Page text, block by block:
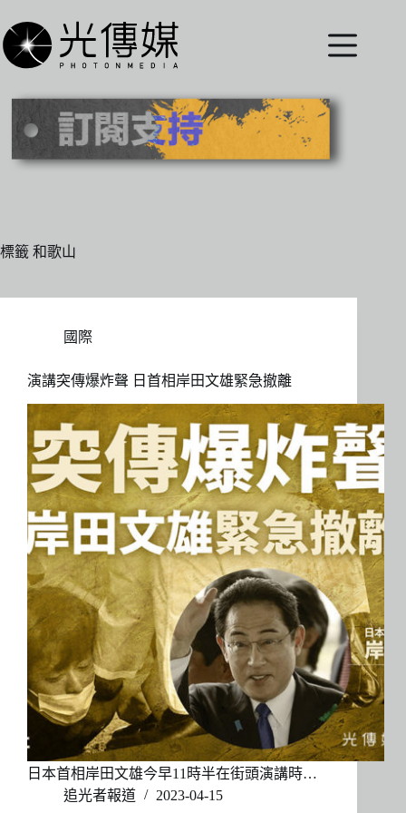
至
主
內
標籤 和歌山
國際
演講突傳爆炸聲 日首相岸田文雄緊急撤離
日本首相岸田文雄今早11時半在街頭演講時…
追光者報道
2023-04-15